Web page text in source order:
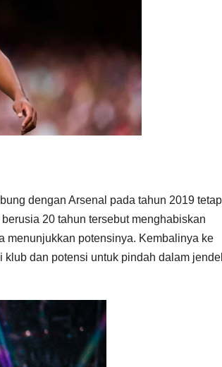
dengan Arsenal pada tahun 2019
20 tahun tersebut menghabiskan
menunjukkan potensinya. Kembalinya ke
dan potensi untuk pindah dalam